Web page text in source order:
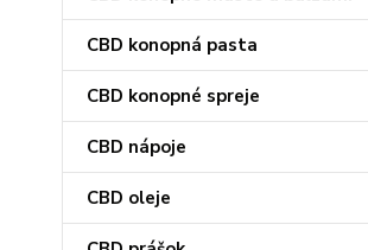
CBD konopná pasta
CBD konopné spreje
CBD nápoje
CBD oleje